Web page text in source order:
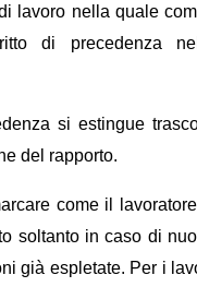
lavoro nella quale
di precedenza
si estingue
del rapporto.
comeil
soltanto in caso di
già espletate. Per i